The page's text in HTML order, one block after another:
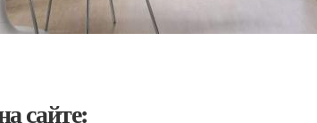
сайте: